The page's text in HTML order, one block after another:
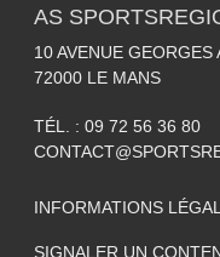
AS
10 AVENUE GEORGES
72000 LE MANS
TÉL. : 09 72 56 36 80
INFORMATIONS
SIGNALER UN